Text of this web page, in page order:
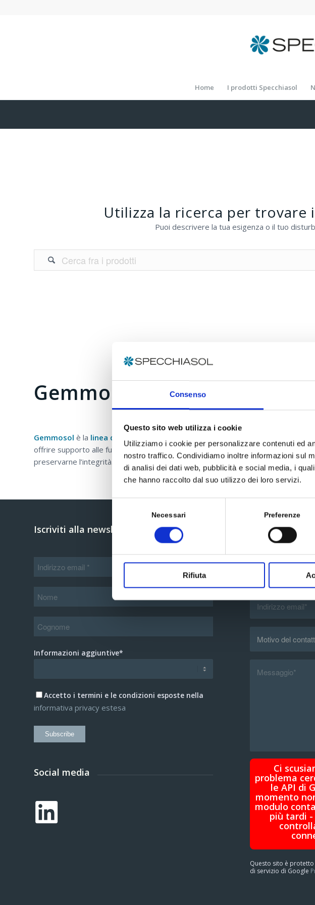
Consenso
Questo sito web utilizza i cookie
Utilizziamo i cookie per personalizzare contenuti ed
nostro traffico. Condividiamo inoltre informazioni sul
di analisi dei dati web, pubblicità e social media, i
che hanno raccolto dal suo utilizzo dei loro servizi.
consenso
Necessari Preferenze
Rifiuta
Home I prodotti Specchiasol
Utilizza la ricerca per
Puoi descrivere la tua esigenza o il tuo

Gemmoderivati
Gemmosol è la linea di macerati
che valorizza
offrire supporto alle funzioni fisiologiche, sono selezionati daraccolta
preservarne l’integrità. Ogni referenza segue un rapporto Droga/Estratto di
Iscriviti alla newsletter
Informazioni aggiuntive*
Accetto i termini e le condizioni esposte nella
informativa privacy estesa
Subscribe
Social media
Scrivici un
Ci
problema
le API di
momento
modulo
più tardi
Questo sito è protetto
di servizio di Google